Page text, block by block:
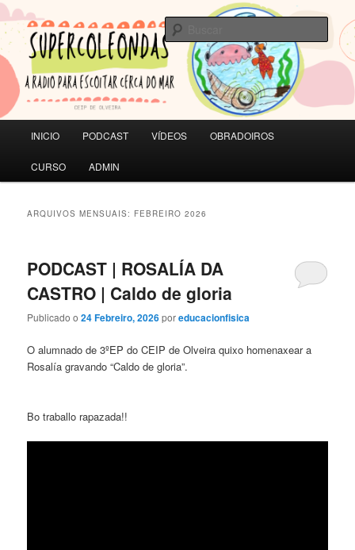
Saltar
ao
contido
principal
Saltar
ao
contido
secundarioSUPERCOLEONDAS
A RADIO PARA ESCOITAR CERCA DO MAR | CEIP de Olveira
principal
INICIO PODCAST VÍDEOS OBRADOIROS
CURSO ADMIN
ARQUIVOS MENSUAIS: FEBREIRO 2026
PODCAST | ROSALÍA DA
CASTRO | Caldo de gloria
Publicado o24 Febreiro, 2026poreducacionfisica
O alumnado de 3ºEP do CEIP de Olveira quixo homenaxear a
Rosalía gravando “Caldo de gloria”.
Bo traballo rapazada!!